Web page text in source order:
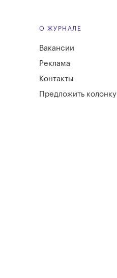
О ЖУРНАЛЕ
Вакансии
Реклама
Контакты
Предложить колонку